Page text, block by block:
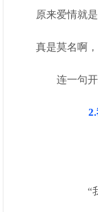
原来爱情就
真是莫名啊
连一句
“